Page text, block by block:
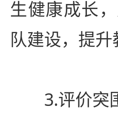
生健康成长
队建设，提
3.评价突